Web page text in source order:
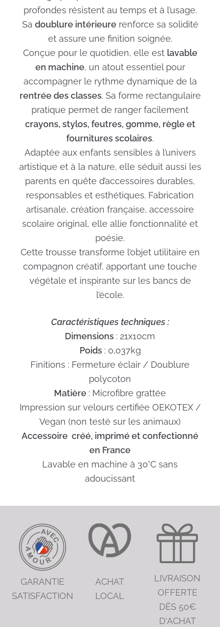
profondes résistent au temps et à l’usage.
Sa doublure intérieurerenforce sa solidité
et assure une finition soignée.
Conçue pour le quotidien, elle est lavable
en machine, un atout essentiel pour
accompagner le rythme dynamique de la
rentrée des classes. Sa forme rectangulaire
pratique permet de ranger facilement
crayons, stylos, feutres, gomme, règle et
fournitures scolaires.
Adaptée aux enfants sensibles à l’univers
artistique et à la nature, elle séduit aussi les
parents en quête d’accessoires durables,
responsables et esthétiques. Fabrication
artisanale, création française, accessoire
scolaire original, elle allie fonctionnalité et
poésie.
Cette trousse transforme l’objet utilitaire en
compagnon créatif, apportant une touche
végétale et inspirante sur les bancs de
l’école.
Caractéristiques techniques :
Dimensions : 21x10cm
Poids : 0,037kg
Finitions : Fermeture éclair / Doublure
polycoton
Matière : Microfibre grattée
Impression sur velours certifiée OEKOTEX /
Vegan (non testé sur les animaux)
Accessoire créé, imprimé et confectionné
en France
Lavable en machine à 30°C sans
adoucissant
GARANTIE
SATISFACTION
ACHAT
LOCAL
LIVRAISON
OFFERTE
DÈS 50€
D'ACHAT